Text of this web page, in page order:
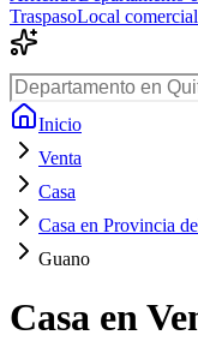
TraspasoLocal
Inicio
Venta
Casa
Casa en Provincia
Guano
Casa en